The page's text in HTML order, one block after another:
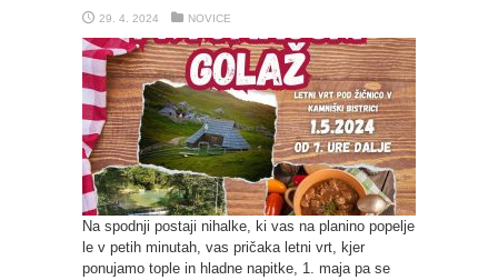
29. 4. 2024 NOVICE
Na spodnji postaji nihalke, ki vas na planino popelje
le v petih minutah, vas pričaka letni vrt, kjer
ponujamo tople in hladne napitke, 1. maja pa se